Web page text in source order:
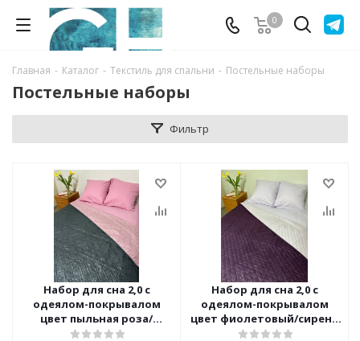
0
Главная - Каталог - Текстиль для спальни - Постельные наборы
Постельные наборы
Фильтр
Набор для сна 2,0 с
одеялом-покрывалом
цвет пыльная роза/
т.серый ОРХИДЕЯ
Набор для сна 2,0 с
одеялом-покрывалом
цвет фиолетовый/сирень
ОРХИДЕЯ